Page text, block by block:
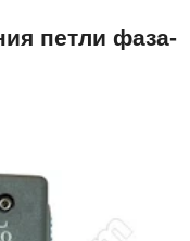
петли фаза-